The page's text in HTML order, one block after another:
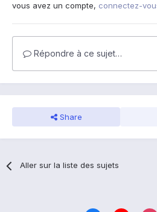
vous avez un compte, connectez-
Répondre à ce sujet…
Share
Aller sur la liste des sujets